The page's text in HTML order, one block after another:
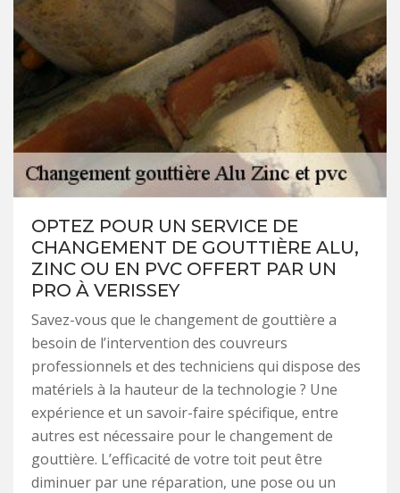
OPTEZ POUR UN SERVICE DE
CHANGEMENT DE GOUTTIÈRE ALU,
ZINC OU EN PVC OFFERT PAR UN
PRO À VERISSEY
Savez-vous que le changement de gouttière a
besoin de l’intervention des couvreurs
professionnels et des techniciens qui dispose des
matériels à la hauteur de la technologie ? Une
expérience et un savoir-faire spécifique, entre
autres est nécessaire pour le changement de
gouttière. L’efficacité de votre toit peut être
diminuer par une réparation, une pose ou un